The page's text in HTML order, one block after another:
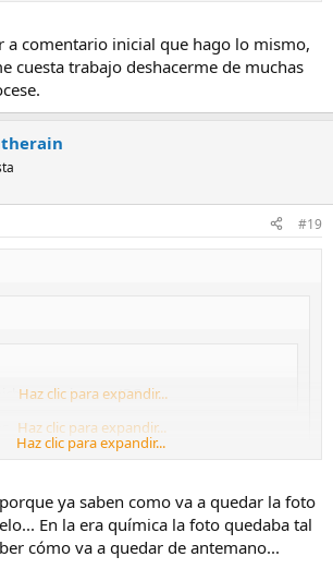
a comentario inicial que hago lo mismo,
cuesta trabajo deshacerme de muchas
#19
raro siempre JPG
Haz clic para expandir...
8)
Haz clic para expandir...
raw+jpg
tiempo.
las papeletas de no salvar una buena foto ???
Haz clic para expandir...
ya saben como va a quedar la foto
En la era química la foto quedaba tal
cómo va a quedar de antemano...